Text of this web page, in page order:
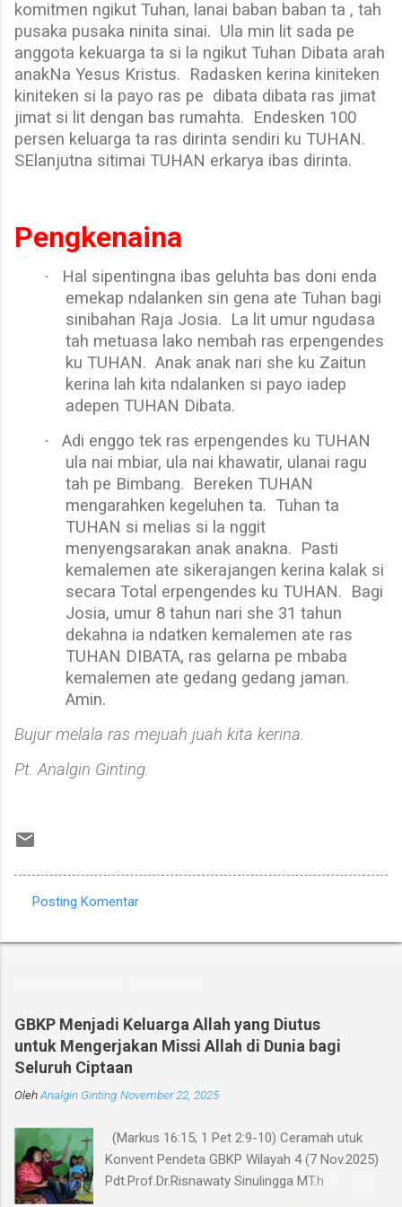
komitmen ngikut Tuhan, lanai baban baban ta , tah
pusaka pusaka ninita sinai. Ula min lit sada pe
anggota kekuarga ta si la ngikut Tuhan Dibata arah
anakNa Yesus Kristus. Radasken kerina kiniteken
kiniteken si la payo ras pe dibata dibata ras jimat
jimat si lit dengan bas rumahta. Endesken 100
persen keluarga ta ras dirinta sendiri ku TUHAN.
SElanjutna sitimai TUHAN erkarya ibas dirinta.
Pengkenaina
·
Hal sipentingna ibas geluhta bas doni enda
emekap ndalanken sin gena ate Tuhan bagi
sinibahan Raja Josia. La lit umur ngudasa
tah metuasa lako nembah ras erpengendes
ku TUHAN. Anak anak nari she ku Zaitun
kerina lah kita ndalanken si payo iadep
adepen TUHAN Dibata.
·
Adi enggo tek ras erpengendes ku TUHAN
ula nai mbiar, ula nai khawatir, ulanai ragu
tah pe Bimbang. Bereken TUHAN
mengarahken kegeluhen ta. Tuhan ta
TUHAN si melias si la nggit
menyengsarakan anak anakna. Pasti
kemalemen ate sikerajangen kerina kalak si
secara Total erpengendes ku TUHAN. Bagi
Josia, umur 8 tahun nari she 31 tahun
dekahna ia ndatken kemalemen ate ras
TUHAN DIBATA, ras gelarna pe mbaba
kemalemen ate gedang gedang jaman.
Amin.
Bujur melala ras mejuah juah kita kerina.
Pt. Analgin Ginting.
o
n
t
a
r
Posting Komentar
GBKP Menjadi Keluarga Allah yang Diutus
untuk Mengerjakan Missi Allah di Dunia bagi
Seluruh Ciptaan
OlehAnalgin Ginting November 22, 2025
(Markus 16:15; 1 Pet 2:9-10) Ceramah utuk
Konvent Pendeta GBKP Wilayah 4 (7 Nov.2025)
Pdt.Prof.Dr.Risnawaty Sinulingga MT.h